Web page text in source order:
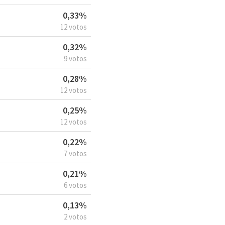
0,33%
12 votos
0,32%
9 votos
0,28%
12 votos
0,25%
12 votos
0,22%
7 votos
0,21%
6 votos
0,13%
2 votos